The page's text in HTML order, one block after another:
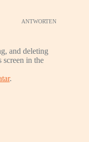
ANTWORTEN
and deleting
screen in the
.